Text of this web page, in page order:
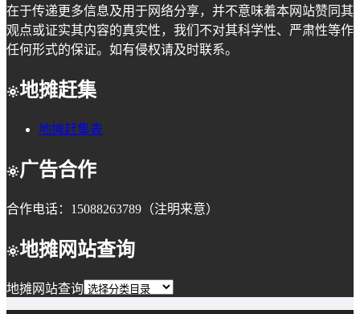
在于传递更多信息及用于网络分享，并不意味着本网站赞同其
观点或证实其内容的真实性，我们不对其科学性、严肃性等作
任何形式的保证。如有侵权请及时联系。
地摊赶集
地摊赶集表
广告合作
合作电话：15088263789（注明来意）
地摊网站查询
地摊网站查询